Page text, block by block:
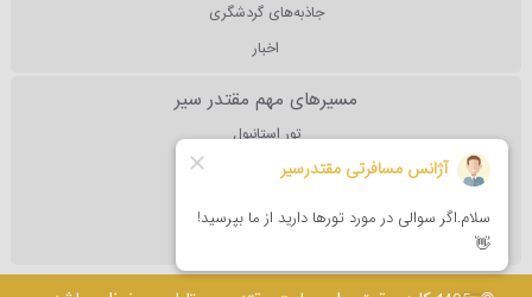
جاذبه‌های گردشگری
اخبار
مسیرهای مهم مقتدر سیر
تور استانبول
تور آنتالیا